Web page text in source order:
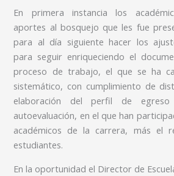
En primera instancia los
aportes al bosquejo que les fue
para al día siguiente hacer los
para seguir enriqueciendo el
proceso de trabajo, el que se ha
sistemático, con cumplimiento de
elaboración del perfil de
autoevaluación, en el que han
académicos de la carrera, más el
estudiantes.
En la oportunidad el Director de